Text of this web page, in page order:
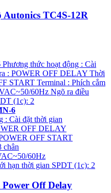
TC4S-12R
6
: Cài đặt thời gian
OFF DELAY
OFF START
chân
60Hz
hạn thời gian SPDT (1c): 2
Off Delay